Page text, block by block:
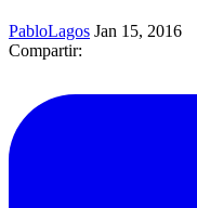
PabloLagos Jan 15, 2016
Compartir: